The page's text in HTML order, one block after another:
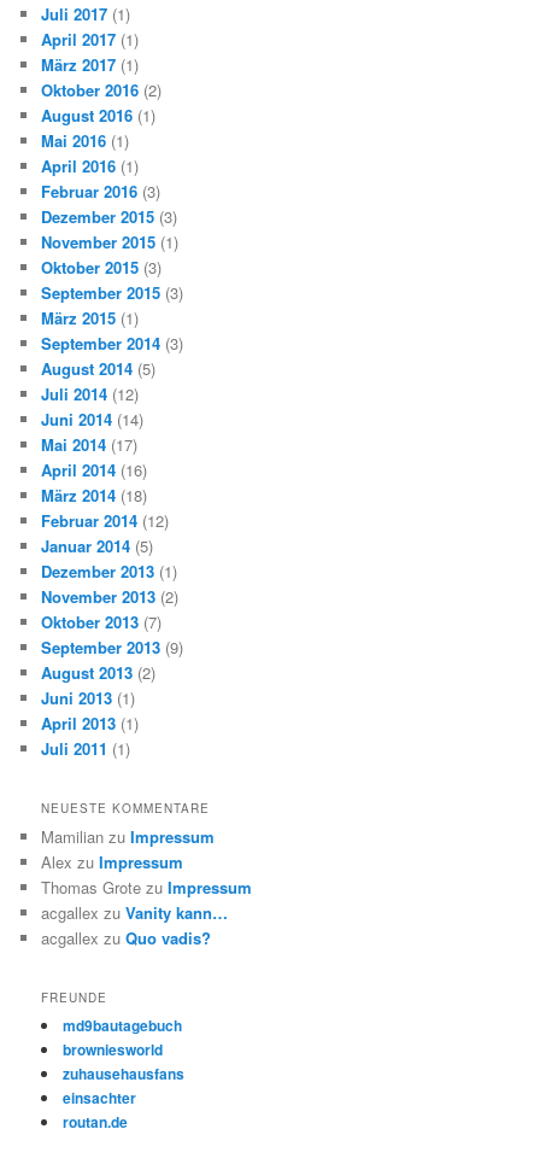
Juli 2017 (1)
April 2017 (1)
März 2017 (1)
Oktober 2016 (2)
August 2016 (1)
Mai 2016 (1)
April 2016 (1)
Februar 2016 (3)
Dezember 2015 (3)
November 2015 (1)
Oktober 2015 (3)
September 2015 (3)
März 2015 (1)
September 2014 (3)
August 2014 (5)
Juli 2014 (12)
Juni 2014 (14)
Mai 2014 (17)
April 2014 (16)
März 2014 (18)
Februar 2014 (12)
Januar 2014 (5)
Dezember 2013 (1)
November 2013 (2)
Oktober 2013 (7)
September 2013 (9)
August 2013 (2)
Juni 2013 (1)
April 2013 (1)
Juli 2011 (1)
NEUESTE KOMMENTARE
Mamilian zuImpressum
Alex zuImpressum
Thomas Grote zuImpressum
acgallex zuVanity kann…
acgallex zuQuo vadis?
FREUNDE
md9bautagebuch
browniesworld
zuhausehausfans
einsachter
routan.de